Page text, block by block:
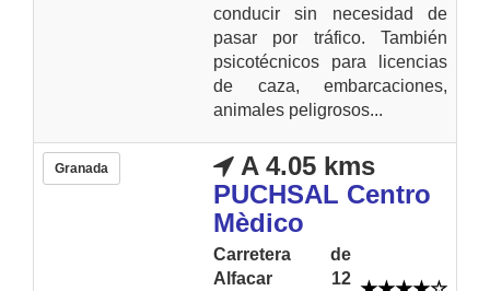
conducir sin necesidad de
pasar por tráfico. También
psicotécnicos para licencias
de caza, embarcaciones,
animales peligrosos...
Granada
A 4.05 kms
PUCHSAL Centro
Mèdico
Carretera de
Alfacar 12